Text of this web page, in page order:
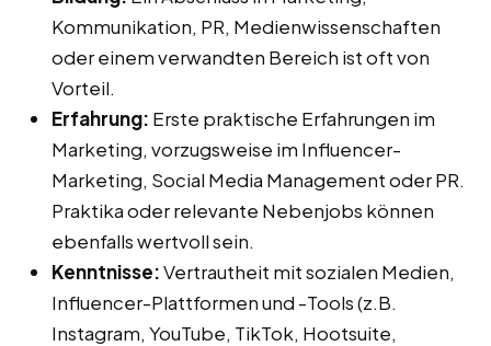
Kommunikation, PR, Medienwissenschaften
oder einem verwandten Bereich ist oft von
Vorteil.
Erfahrung: Erste praktische Erfahrungen im
Marketing, vorzugsweise im Influencer-
Marketing, Social Media Management oder PR.
Praktika oder relevante Nebenjobs können
ebenfalls wertvoll sein.
Kenntnisse:Vertrautheit mit sozialen Medien,
Influencer-Plattformen und -Tools (z.B.
Instagram, YouTube, TikTok, Hootsuite,